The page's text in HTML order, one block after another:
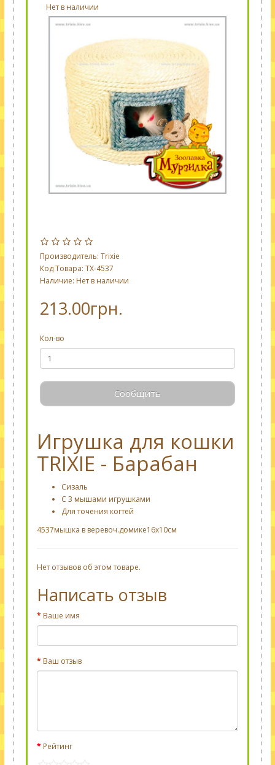
Нет в наличии
Производитель: Trixie
Код Товара: TX-4537
Наличие: Нет в наличии
213.00грн.
Кол-во
Сообщить
Игрушка для кошки
TRIXIE - Барабан
Сизаль
С 3 мышами игрушками
Для точения когтей
4537мышка в веревоч.домике16х10см
Нет отзывов об этом товаре.
Написать отзыв
Ваше имя
Ваш отзыв
Рейтинг